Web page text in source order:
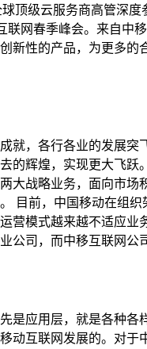
顶级云服务商高管深
联网春季峰会。来自
新性的产品，为更多
就，各行各业的发展
的辉煌，实现更大飞
大战略业务，面向市
目前，中国移动在组
营模式越来越不适应
公司，而中移互联网
是应用层，就是各种
动互联网发展的。对